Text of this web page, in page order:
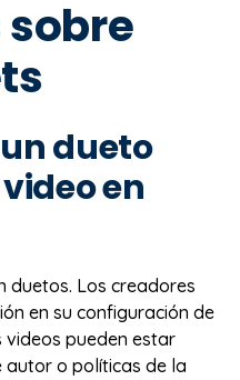
dueto
en
duetos. Los creadores
en su configuración de
videos pueden estar
autor o políticas de la